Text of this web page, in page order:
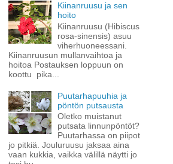
Kiinanruusu ja sen
hoito
Kiinanruusu (Hibiscus
rosa-sinensis) asuu
viherhuoneessani.
Kiinanruusun mullanvaihtoa ja
hoitoa Postauksen loppuun on
koottu pika...
Puutarhapuuhia ja
pöntön putsausta
Oletko muistanut
putsata linnunpöntöt?
Puutarhassa on piipot
jo pitkiä. Jouluruusu jaksaa aina
vaan kukkia, vaikka välillä näytti jo